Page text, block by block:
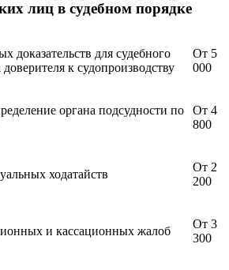
лиц в судебном порядке
доказательств для судебного
к судопроизводству
От 5
000
органа подсудности по
От 4
800
ходатайств
От 2
200
и кассационных жалоб
От 3
300